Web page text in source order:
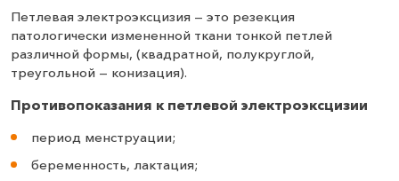
Петлевая электроэксцизия — это резекция
патологически измененной ткани тонкой петлей
различной формы, (квадратной, полукруглой,
треугольной — конизация).
Противопоказания к петлевой электроэксцизии
период менструации;
беременность, лактация;